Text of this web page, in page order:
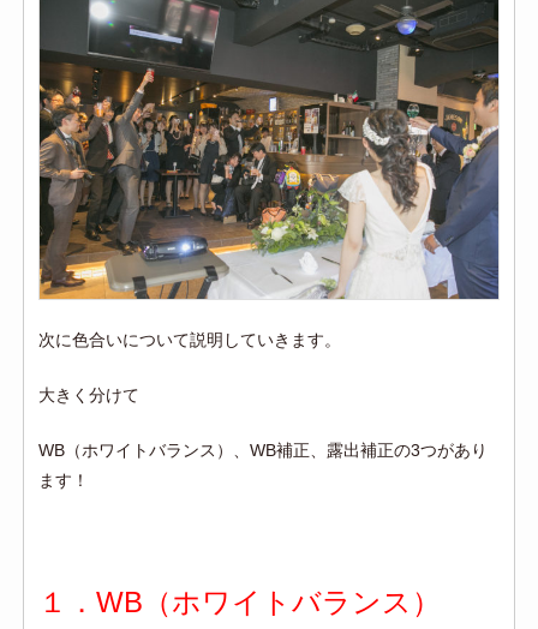
次に色合いについて説明していきます。
大きく分けて
WB（ホワイトバランス）、WB補正、露出補正の3つがあり
ます！
１．WB（ホワイトバランス）